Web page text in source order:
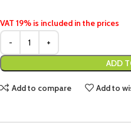
VAT 19% is included in the prices
ADD
Add to compare Add to